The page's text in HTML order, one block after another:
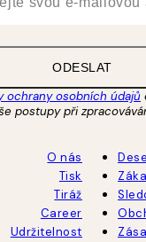
ODESLAT
ochrany osobních údajů
postupy při
O nás
Tisk
Tiráž
Career
Udržitelnost